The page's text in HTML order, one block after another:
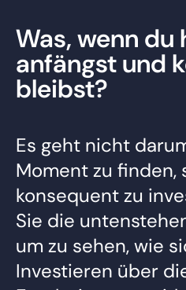
Was, wenn du
anfängst und
bleibst?
Es geht nicht
Moment zu finden,
konsequent zu
Sie die
um zu sehen, wie
Investieren über